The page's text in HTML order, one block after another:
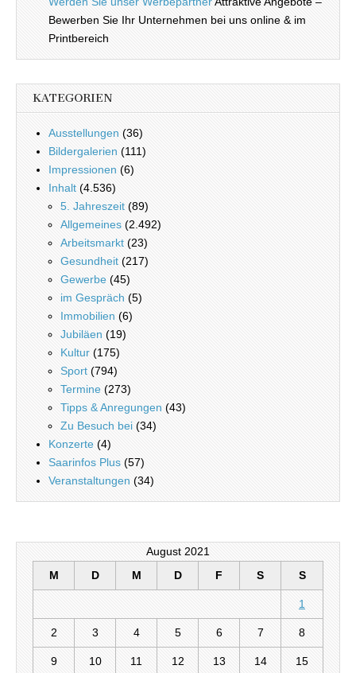
Bewerben Sie Ihr Unternehmen bei uns online & im
Printbereich
KATEGORIEN
Ausstellungen (36)
Bildergalerien (111)
Impressionen (6)
Inhalt (4.536)
5. Jahreszeit (89)
Allgemeines (2.492)
Arbeitsmarkt (23)
Gesundheit (217)
Gewerbe (45)
im Gespräch (5)
Immobilien (6)
Jubiläen (19)
Kultur (175)
Sport (794)
Termine (273)
Tipps & Anregungen (43)
Zu Besuch bei (34)
Konzerte (4)
Saarinfos Plus (57)
Veranstaltungen (34)
August 2021
M
D M D F S S
1
2 3 4 5 6 7 8
9 10 11 12 13 14 15